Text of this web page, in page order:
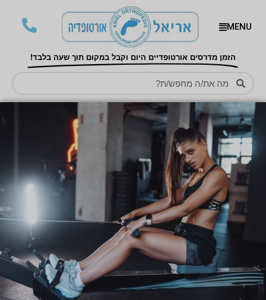
MENU
הזמן מדרסים אורטופדיים היום וקבל במקום תוך שעה בלבד!